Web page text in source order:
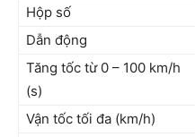
Hộp số
Dẫn động
Tăng tốc từ 0 – 100 km/h
(s)
Vận tốc tối đa (km/h)